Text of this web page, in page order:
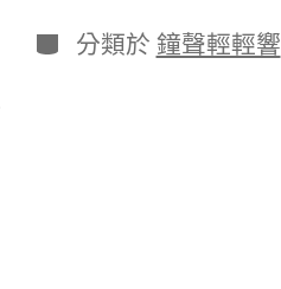
分
類
分類於 鐘聲輕輕響